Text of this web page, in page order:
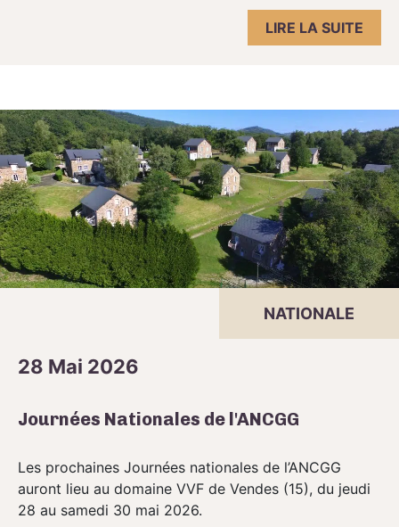
LIRE LA SUITE
NATIONALE
28 Mai 2026
Journées Nationales de l'ANCGG
Les prochaines Journées nationales de l’ANCGG
auront lieu au domaine VVF de Vendes (15), du jeudi
28 au samedi 30 mai 2026.